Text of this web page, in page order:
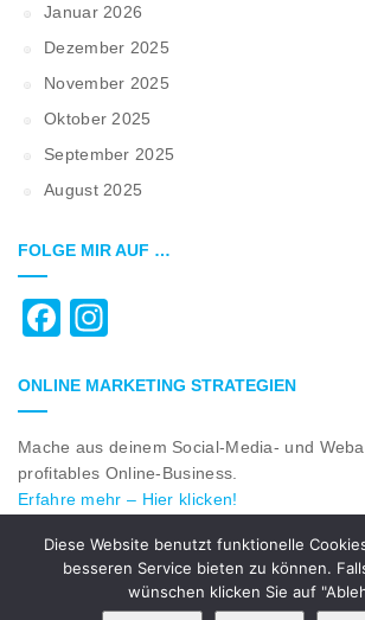
Januar 2026
Dezember 2025
November 2025
Oktober 2025
September 2025
August 2025
FOLGE MIR AUF …
Facebook
ONLINE MARKETING STRATEGIEN
Mache aus deinem Social-Media- und
profitables Online-Business.
Erfahre mehr – Hier klicken!
© 2018 All Rights Reserved by rk-
Diese Website benutzt funktionelle
besseren Service bieten zu können.
wünschen klicken Sie auf